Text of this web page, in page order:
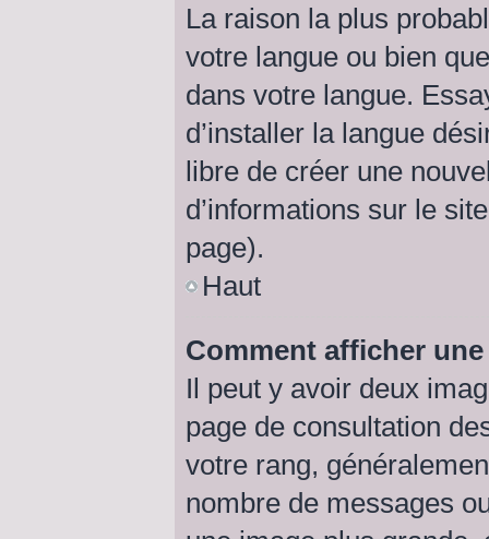
La raison la plus
votre langue ou bien
dans votre langue.
d’installer la langue
libre de créer une
d’informations sur le
page).
Haut
Comment afficher
Il peut y avoir deux
page de consultation
votre rang,
nombre de messages